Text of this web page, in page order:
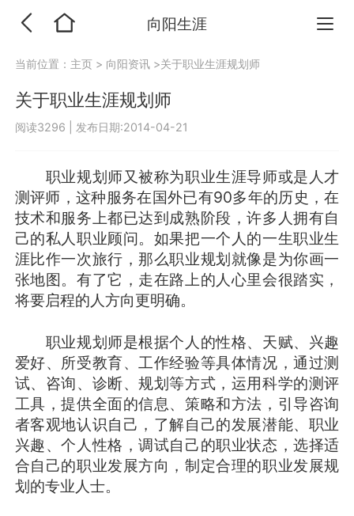
向阳生涯
当前位置： 主页 > 向阳资讯 >关于职业生涯规划师
关于职业生涯规划师
阅读3296 发布日期:2014-04-21
职业规划师又被称为职业生涯导师或是人才
测评师，这种服务在国外已有90多年的历史，在
技术和服务上都已达到成熟阶段，许多人拥有自
己的私人职业顾问。如果把一个人的一生职业生
涯比作一次旅行，那么职业规划就像是为你画一
张地图。有了它，走在路上的人心里会很踏实，
将要启程的人方向更明确。
职业规划师是根据个人的性格、天赋、兴趣
爱好、所受教育、工作经验等具体情况，通过测
试、咨询、诊断、规划等方式，运用科学的测评
工具，提供全面的信息、策略和方法，引导咨询
者客观地认识自己，了解自己的发展潜能、职业
兴趣、个人性格，调试自己的职业状态，选择适
合自己的职业发展方向，制定合理的职业发展规
划的专业人士。